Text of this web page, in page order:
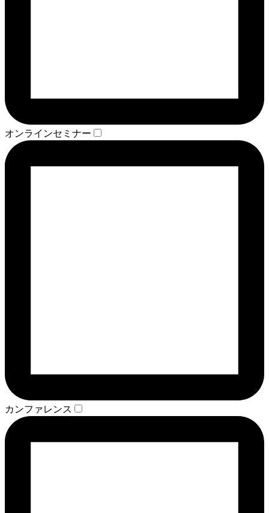
オンラインセミナー
カンファレンス